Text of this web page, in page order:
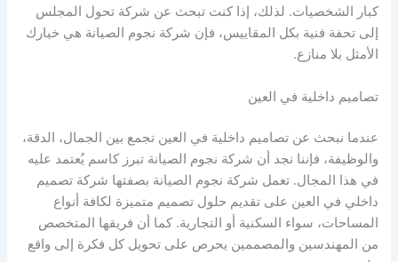
كبار الشخصيات. لذلك، إذا كنت تبحث عن شركة تحول المجلس
إلى تحفة فنية بكل المقاييس، فإن شركة نجوم الصيانة هي خيارك
الأمثل بلا منازع.
تصاميم داخلية في العين
عندما نبحث عن تصاميم داخلية في العين تجمع بين الجمال، الدقة،
والوظيفة، فإننا نجد أن شركة نجوم الصيانة تبرز كاسم يُعتمد عليه
في هذا المجال. تعمل شركة نجوم الصيانة بصفتها شركة تصميم
داخلي في العين على تقديم حلول تصميم متميزة لكافة أنواع
المساحات، سواء السكنية أو التجارية. كما أن فريقها المتخصص
من المهندسين والمصممين يحرص على تحويل كل فكرة إلى واقع